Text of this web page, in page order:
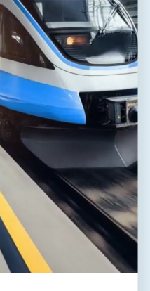
37. Internationalen
in Dresden stattfindet.